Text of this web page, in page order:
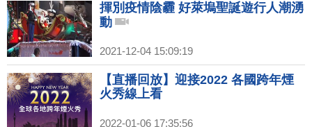
揮別疫情陰霾 好萊塢聖誕遊行人潮湧
動
2021-12-04 15:09:19
【直播回放】迎接2022 各國跨年煙
火秀線上看
2022-01-06 17:35:56